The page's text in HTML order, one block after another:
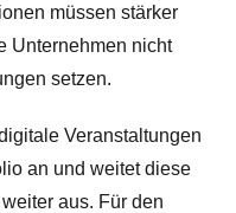
müssen stärker
Unternehmen nicht
setzen.
Veranstaltungen
an und weitet diese
aus. Für den